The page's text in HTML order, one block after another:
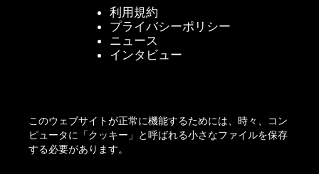
利用規約
プライバシーポリシー
ニュース
インタビュー
このウェブサイトが正常に機能するためには、時々、コン
ピュータに「クッキー」と呼ばれる小さなファイルを保存
する必要があります。